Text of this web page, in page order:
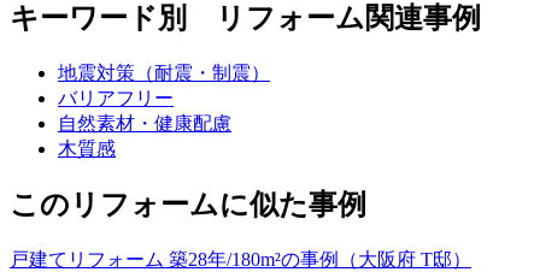
キーワード別 リフォーム関連事例
地震対策（耐震・制震）
バリアフリー
自然素材・健康配慮
木質感
このリフォームに似た事例
戸建てリフォーム 築28年/180m²の事例（大阪府 T邸）